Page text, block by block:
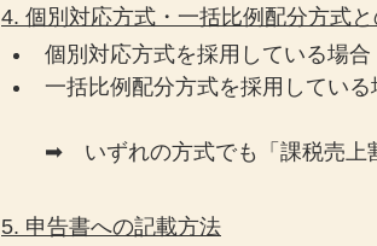
4. 個別対応方式・一括比例配分方式
個別対応方式を採用している場
一括比例配分方式を採用してい
➡　いずれの方式でも「課税売上
5. 申告書への記載方法